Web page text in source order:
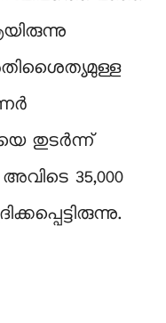
തുടര്‍ന്ന്
35,000